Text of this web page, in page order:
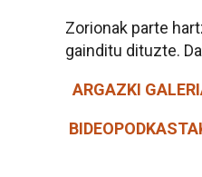
Zorionak parte
gainditu dituzte.
ARGAZKI